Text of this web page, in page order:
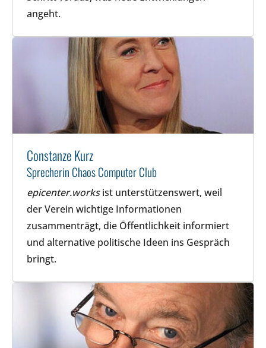
angeht.
Constanze Kurz
Sprecherin Chaos Computer Club
epicenter.worksist unterstützenswert, weil
der Verein wichtige Informationen
zusammenträgt, die Öffentlichkeit informiert
und alternative politische Ideen ins Gespräch
bringt.